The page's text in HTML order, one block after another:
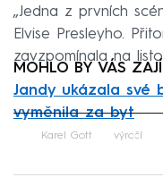
„Jedna z prvních
Elvise Presleyho.
zavzpomínala na
MOHLO BY VÁS
Jandy ukázala své
vyměnila za byt
Karel Gott výročí